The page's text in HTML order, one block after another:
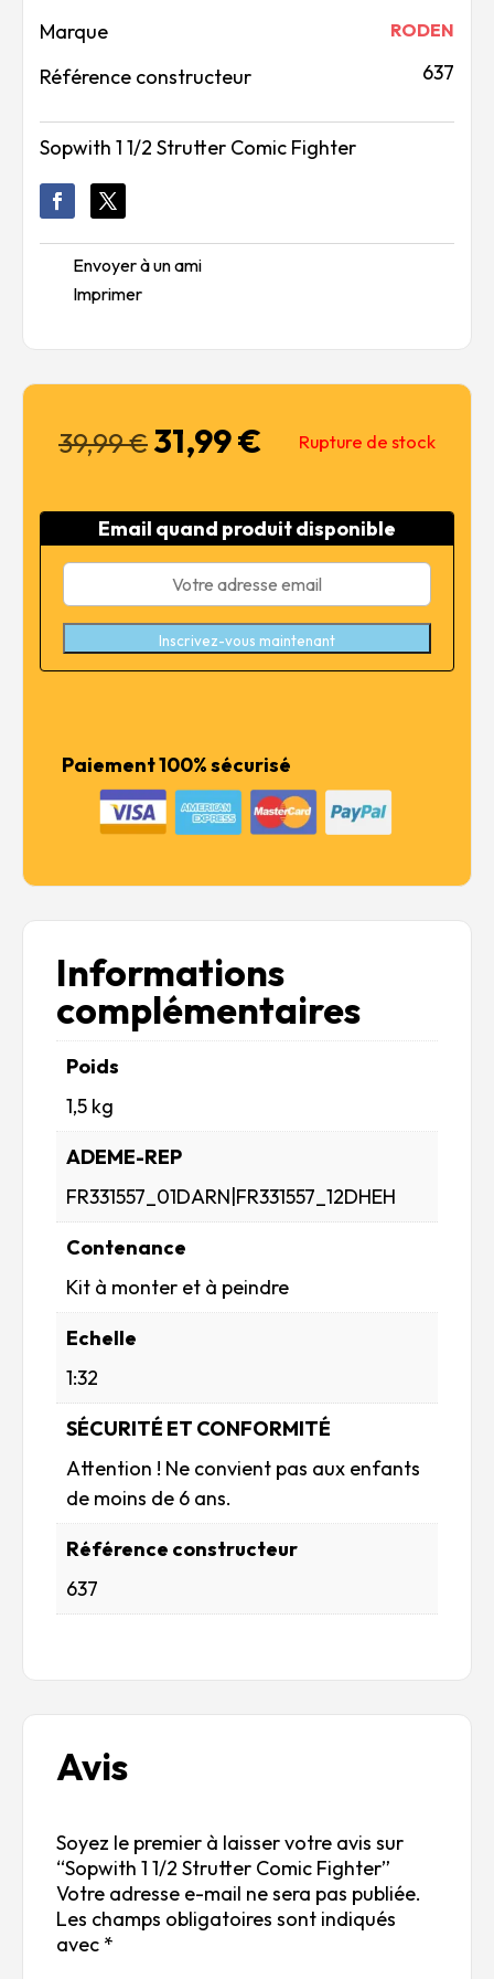
Marque RODEN
Référence constructeur 637
Sopwith 1 1/2 Strutter Comic Fighter
Envoyer à un ami
Imprimer
39,99€ Le
prix
était :
39,99 €.
31,99€
est :
31,99 €.
Rupture de stock
Email quand produit disponible
Inscrivez-vous maintenant
Paiement 100% sécurisé
Informations
complémentaires
Poids
1,5 kg
ADEME-REP
FR331557_01DARN|FR331557_12DHEH
Contenance
Kit à monter et à peindre
Echelle
1:32
SÉCURITÉ ET CONFORMITÉ
Attention ! Ne convient pas aux enfants
de moins de 6 ans.
Référence constructeur
637
Avis
Soyez le premier à laisser votre avis sur
“Sopwith 1 1/2 Strutter Comic Fighter”
Votre adresse e-mail ne sera pas publiée.
Les champs obligatoires sont indiqués
avec *